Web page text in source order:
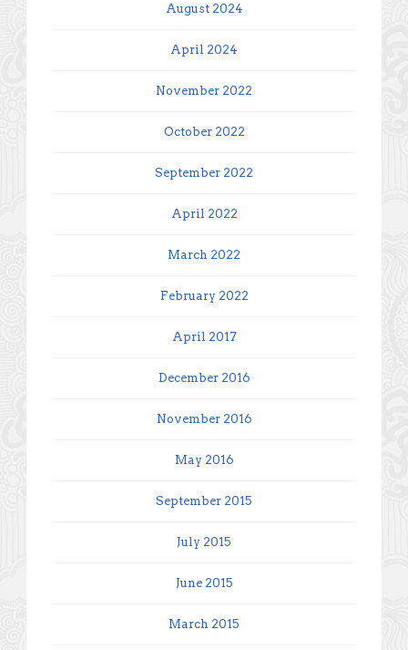
August 2024
April 2024
November 2022
October 2022
September 2022
April 2022
March 2022
February 2022
April 2017
December 2016
November 2016
May 2016
September 2015
July 2015
June 2015
March 2015